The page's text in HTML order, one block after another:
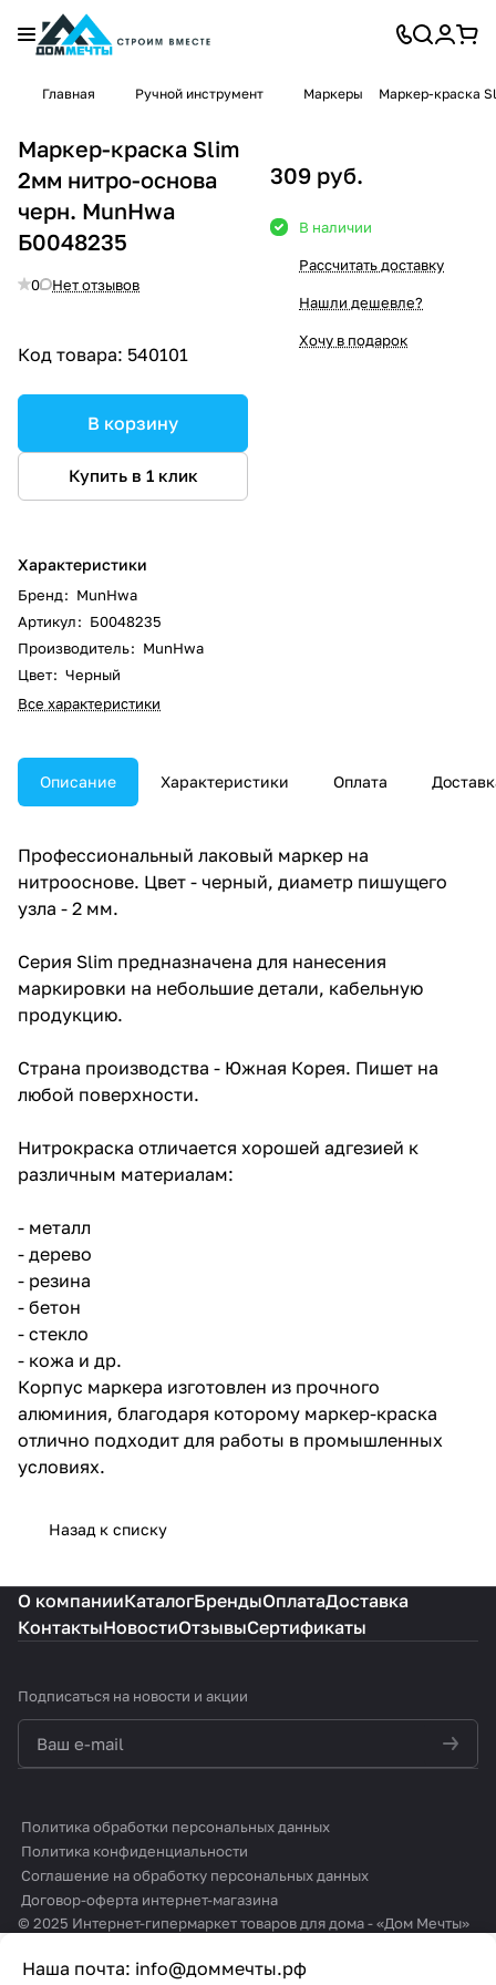
Главная Ручной инструмент Маркеры Маркер-краска
Маркер-краска Slim
2мм нитро-основа
черн. MunHwa
Б0048235
0 Нет отзывов
Код товара: 540101
В корзину
Купить в 1 клик
Характеристики
Бренд: MunHwa
Артикул: Б0048235
Производитель: MunHwa
Цвет: Черный
Все характеристики
309 руб.
В наличии
Рассчитать доставку
Нашли дешевле?
Хочу в подарок
Описание Характеристики Оплата
Профессиональный лаковый маркер на
нитрооснове. Цвет - черный, диаметр пишущего
узла - 2 мм.
Серия Slim предназначена для нанесения
маркировки на небольшие детали, кабельную
продукцию.
Страна производства - Южная Корея. Пишет на
любой поверхности.
Нитрокраска отличается хорошей адгезией к
различным материалам:
- металл
- дерево
- резина
- бетон
- стекло
- кожа и др.
Корпус маркера изготовлен из прочного
алюминия, благодаря которому маркер-краска
отлично подходит для работы в промышленных
условиях.
Назад к списку
Наша почта: info@доммечты.рф
О компанииКаталогБрендыОплатаДоставка
КонтактыНовостиОтзывыСертификаты
Подписаться на новости и акции
Политика обработки персональных данных
Политика конфиденциальности
Соглашение на обработку персональных данных
Договор-оферта интернет-магазина
© 2025 Интернет-гипермаркет товаров для дома - «Дом Мечты»